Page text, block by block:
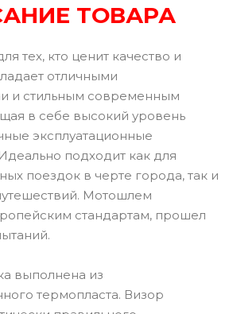
ТОВАРА
тех, кто ценит качество и
отличными
и стильным современным
в себе высокий уровень
эксплуатационные
подходит как для
поездок в черте города, так и
Мотошлем
стандартам, прошел
выполнена из
термопласта. Визор